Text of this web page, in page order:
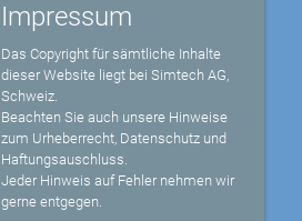
Impressum
Das Copyright für sämtliche Inhalte
dieser Website liegt bei Simtech AG,
Schweiz.
Beachten Sie auch unsere Hinweise
zum Urheberrecht, Datenschutz und
Haftungsauschluss.
Jeder Hinweis auf Fehler nehmen wir
gerne entgegen.